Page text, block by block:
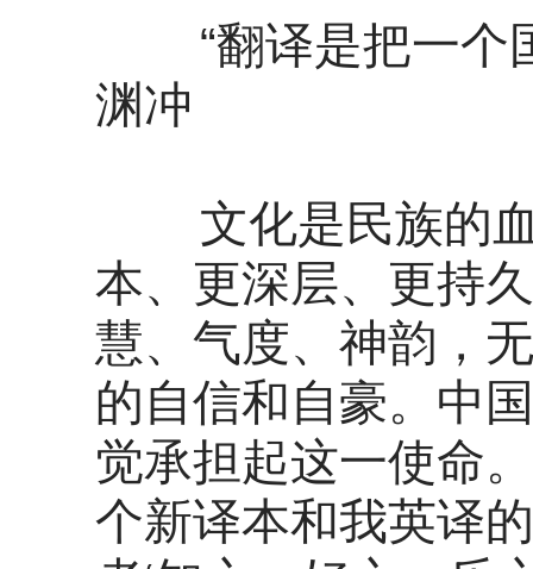
“翻译是把一个
渊冲
文化是民族的血
本、更深层、更持
慧、气度、神韵，
的自信和自豪。中
觉承担起这一使命
个新译本和我英译